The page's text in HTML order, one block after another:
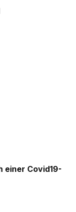
einer Covid19-